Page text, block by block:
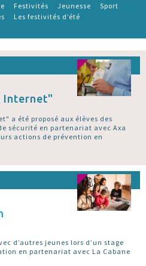
Festivités Jeunesse
Sport
Les festivités d’été
Internet"
a été proposé aux élèves des
sécurité en partenariat avec Axa
actions de prévention en
d’autres jeunes lors d’un stage
en partenariat avec La Cabane